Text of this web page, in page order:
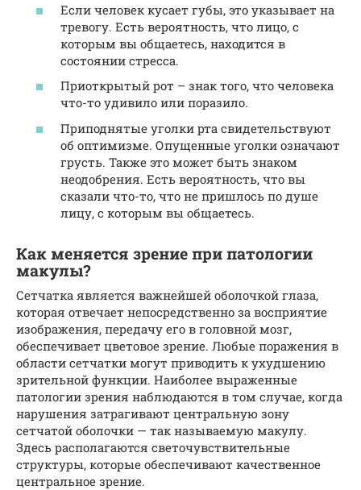
Если человек кусает губы, это указывает на
тревогу. Есть вероятность, что лицо, с
которым вы общаетесь, находится в
состоянии стресса.
Приоткрытый рот – знак того, что человека
что-то удивило или поразило.
Приподнятые уголки рта свидетельствуют
об оптимизме. Опущенные уголки означают
грусть. Также это может быть знаком
неодобрения. Есть вероятность, что вы
сказали что-то, что не пришлось по душе
лицу, с которым вы общаетесь.
Как меняется зрение при патологии
макулы?
Сетчатка является важнейшей оболочкой глаза,
которая отвечает непосредственно за восприятие
изображения, передачу его в головной мозг,
обеспечивает цветовое зрение. Любые поражения в
области сетчатки могут приводить к ухудшению
зрительной функции. Наиболее выраженные
патологии зрения наблюдаются в том случае, когда
нарушения затрагивают центральную зону
сетчатой оболочки — так называемую макулу.
Здесь располагаются светочувствительные
структуры, которые обеспечивают качественное
центральное зрение.